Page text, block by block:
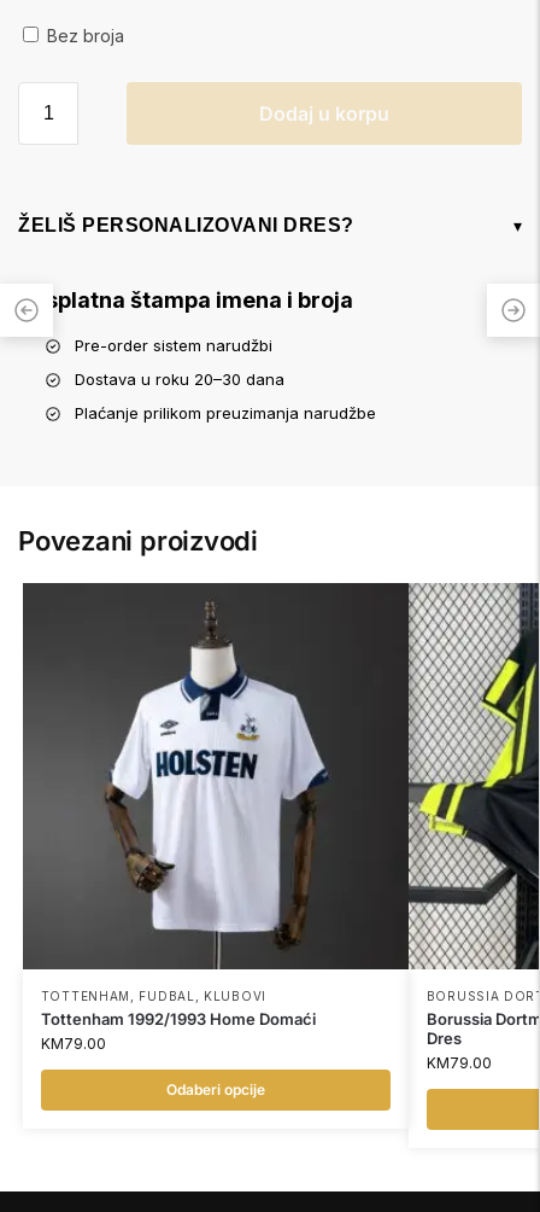
Bez broja
Dodaj u korpu
ŽELIŠ PERSONALIZOVANI DRES? ▾
Besplatna štampa imena i broja
Pre-order sistem narudžbi
Dostava u roku 20–30 dana
Plaćanje prilikom preuzimanja narudžbe
Povezani proizvodi
TOTTENHAM FUDBAL KLUBOVI
Tottenham 1992/1993 Home Domaći
KM79.00
Odaberi opcije
BORUSSIA
Borussia
Dres
KM79.00